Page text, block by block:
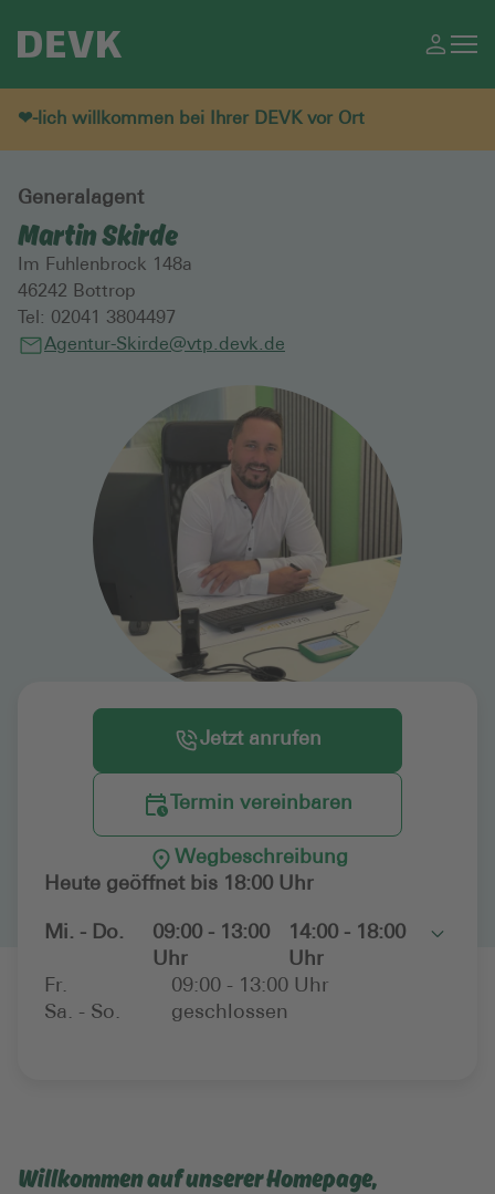
❤-lich willkommen bei Ihrer DEVK vor Ort
Generalagent
Martin Skirde
Im Fuhlenbrock 148a
46242 Bottrop
Tel: 02041 3804497
Agentur-Skirde@vtp.devk.de
Jetzt anrufen
Termin vereinbaren
Wegbeschreibung
Heute geöffnet bis 18:00 Uhr
Mi. - Do.
09:00 - 13:00
Uhr
14:00 - 18:00
Uhr
Fr.
09:00 - 13:00 Uhr
Sa. - So.
geschlossen
Toggle
Willkommen auf unserer Homepage,